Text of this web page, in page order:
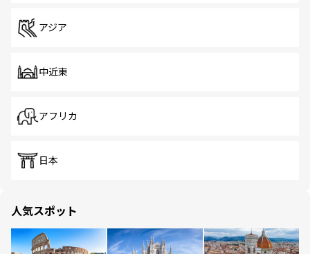
アジア
中近東
アフリカ
日本
人気スポット